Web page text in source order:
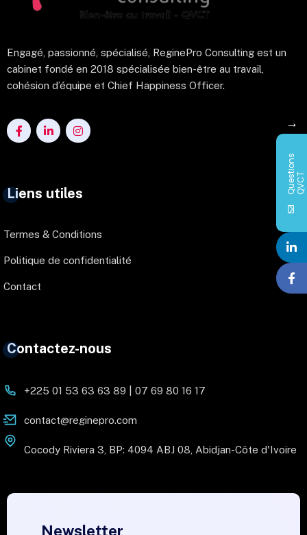
Engagé, passionné, spécialisé, ReginePro Consulting est un
cabinet fondé en 2018 spécialisée bien-être au travail,
cohésion d’équipe et Chief Happiness Officer.
Liens utiles
Termes & Conditions
Politique de confidentialité
Contact
Contactez-nous
+225 01 53 63 63 89 | 07 69 80 16 17
contact@reginepro.com
Cocody Riviera 3, BP: 4094 ABJ 08, Abidjan-Côte d'Ivoire
Newsletter
→
Q
u
e
st
i
o
n
s
Q
V
CT